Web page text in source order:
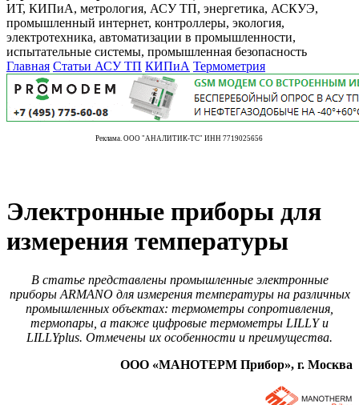
ИТ, КИПиА, метрология, АСУ ТП, энергетика, АСКУЭ,
промышленный интернет, контроллеры, экология,
электротехника, автоматизации в промышленности,
испытательные системы, промышленная безопасность
Главная Статьи АСУ ТП КИПиА Термометрия
Реклама. ООО "АНАЛИТИК-ТС" ИНН 7719025656
Электронные приборы для
измерения температуры
В статье представлены промышленные электронные
приборы ARMANO для измерения температуры на различных
промышленных объектах: термометры сопротивления,
термопары, а также цифровые термометры LILLY и
LILLYplus. Отмечены их особенности и преимущества.
ООО «МАНОТЕРМ Прибор», г. Москва